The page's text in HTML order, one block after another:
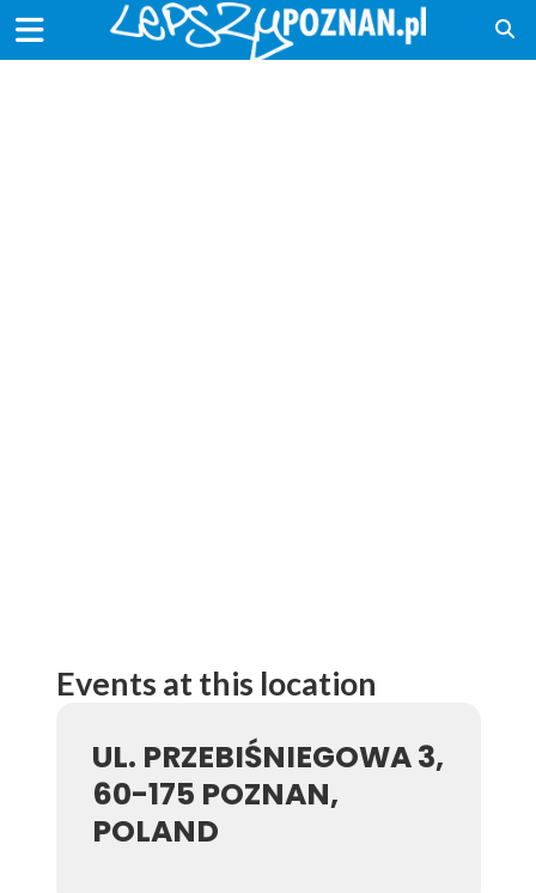
Events at this location
UL. PRZEBIŚNIEGOWA 3,
60-175 POZNAN,
POLAND